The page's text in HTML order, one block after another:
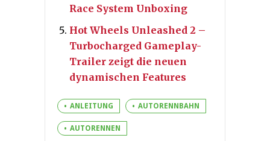
Race System Unboxing
Hot Wheels Unleashed 2 –
Turbocharged Gameplay-
Trailer zeigt die neuen
dynamischen Features
ANLEITUNG AUTORENNBAHN
AUTORENNEN